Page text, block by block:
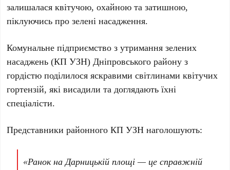
залишалася квітучою, охайною та затишною,
піклуючись про зелені насадження.
Комунальне підприємство з утримання зелених
насаджень (КП УЗН) Дніпровського району з
гордістю поділилося яскравими світлинами квітучих
гортензій, які висадили та доглядають їхні
спеціалісти.
Представники районного КП УЗН наголошують:
«Ранок на Дарницькій площі — це справжній